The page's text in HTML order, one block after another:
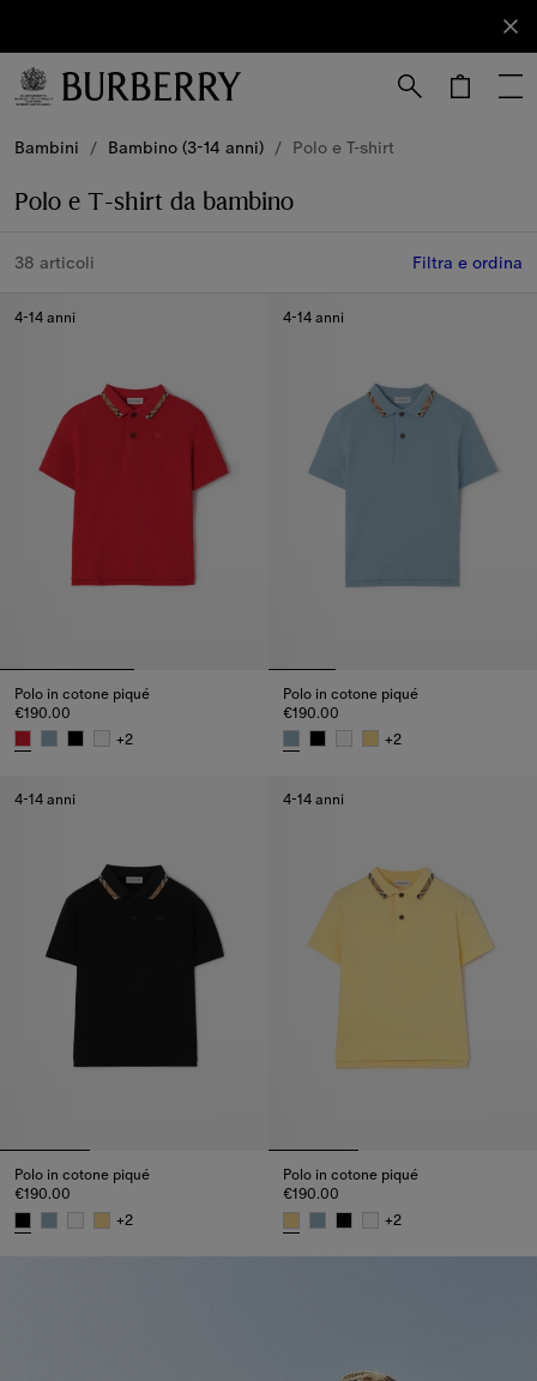
Iscriviti
alla nostra
newsletter.
Bambini / Bambino (3-14 anni) / Polo e T-shirt
Polo e T-shirt da bambino
38 articoli Filtra e ordina
4-14 anni
Polo in cotone piqué
€190.00
+2
4-14 anni
Polo in cotone piqué
€190.00
+2
4-14 anni
Polo in cotone piqué
€190.00
+2
4-14 anni
Polo in cotone piqué
€190.00
+2